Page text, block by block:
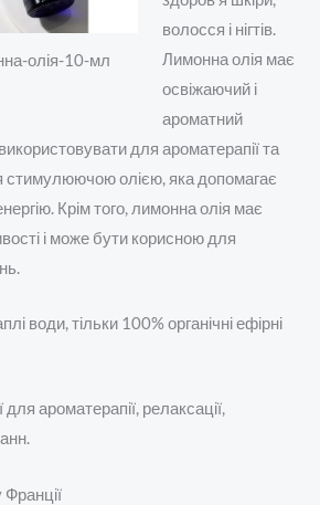
олія-10-мл
волосся і нігтів.
Лимонна олія має
освіжаючий і
ароматний
для ароматерапії та
олією, яка допомагає
Крім того, лимонна олія має
і може бути корисною для
води, тільки 100% органічні ефірні
ароматерапії, релаксації,